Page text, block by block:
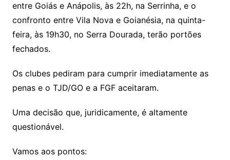
entre Goiás e Anápolis, às 22h, na Serrinha, e o
confronto entre Vila Nova e Goianésia, na quinta-
feira, às 19h30, no Serra Dourada, terão portões
fechados.
Os clubes pediram para cumprir imediatamente as
penas e o TJD/GO e a FGF aceitaram.
Uma decisão que, juridicamente, é altamente
questionável.
Vamos aos pontos: